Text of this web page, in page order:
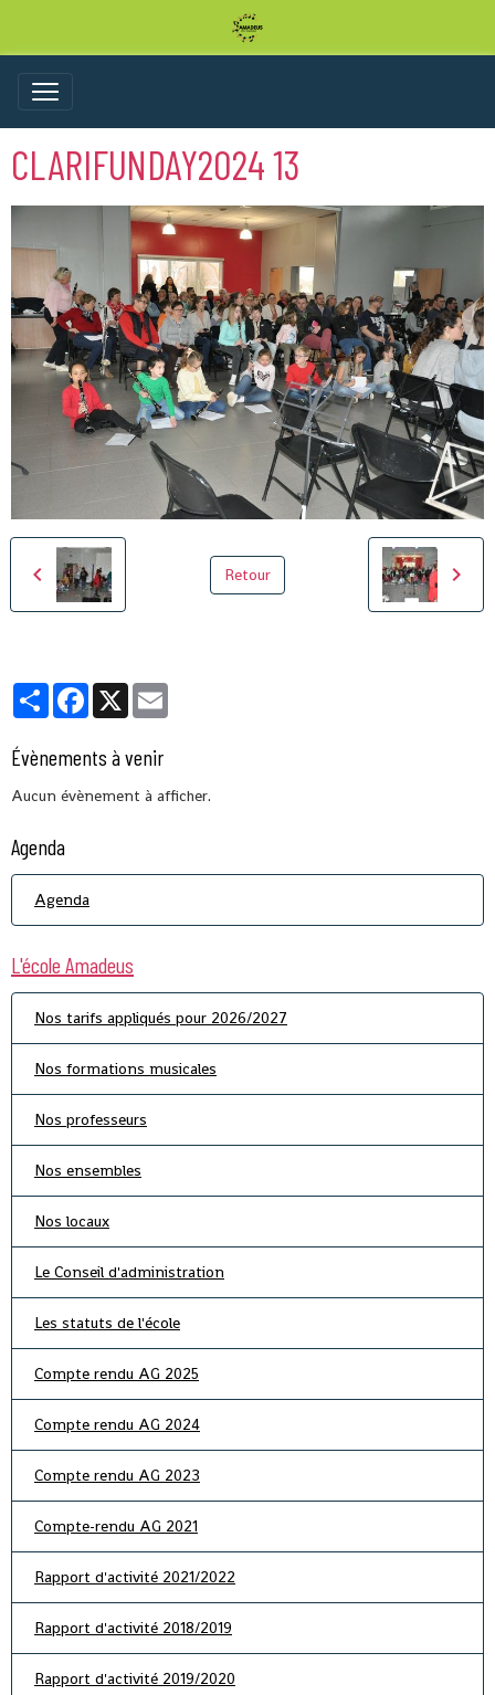
CLARIFUNDAY2024 13
Retour
PartagerFacebook
X
Évènements à venir
Aucun évènement à afficher.
Agenda
Agenda
L'école Amadeus
Nos tarifs appliqués pour 2026/2027
Nos formations musicales
Nos professeurs
Nos ensembles
Nos locaux
Le Conseil d'administration
Les statuts de l'école
Compte rendu AG 2025
Compte rendu AG 2024
Compte rendu AG 2023
Compte-rendu AG 2021
Rapport d'activité 2021/2022
Rapport d'activité 2018/2019
Rapport d'activité 2019/2020